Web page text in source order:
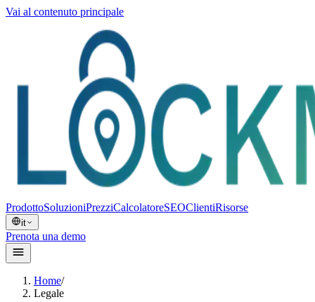
Vai al contenuto principale
ProdottoSoluzioniPrezziCalcolatoreSEOClientiRisorse
it
Prenota una demo
Home/
Legale